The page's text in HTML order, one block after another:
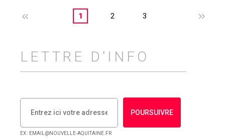
1 2 3
LETTRE D'INFO
POURSUIVRE
EX : EMAIL@NOUVELLE-AQUITAINE.FR